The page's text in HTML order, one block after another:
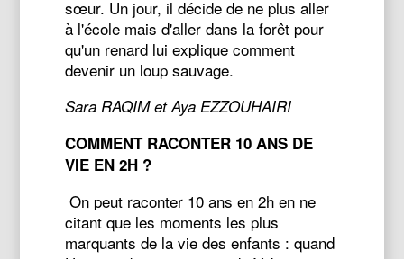
sœur. Un jour, il décide de ne plus aller
à l'école mais d'aller dans la forêt pour
qu'un renard lui explique comment
devenir un loup sauvage.
Sara RAQIM et Aya EZZOUHAIRI
COMMENT RACONTER 10 ANS DE
VIE EN 2H ?
On peut raconter 10 ans en 2h en ne
citant que les moments les plus
marquants de la vie des enfants : quand